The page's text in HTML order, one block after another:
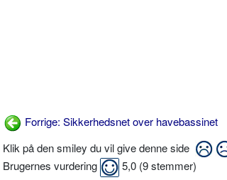
Forrige: Sikkerhedsnet over havebassinet
Klik på den smiley du vil give denne side
Brugernes vurdering
5,0 (9stemmer)